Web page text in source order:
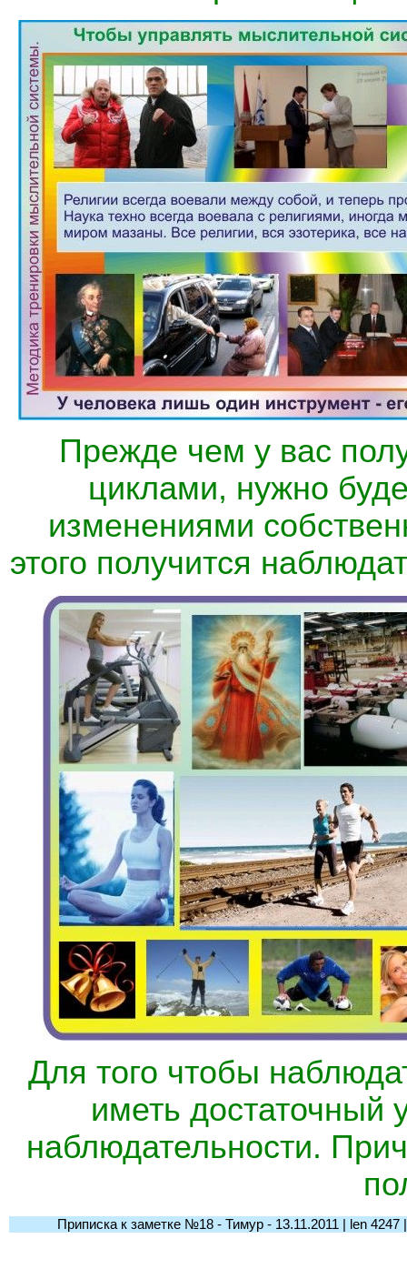
Прежде чем у вас
циклами, нужно
изменениями
этого получится
Для того чтобы
иметь достаточный
наблюдательности.
Приписка к заметке №18 - Тимур - 13.11.2011 | len 4247